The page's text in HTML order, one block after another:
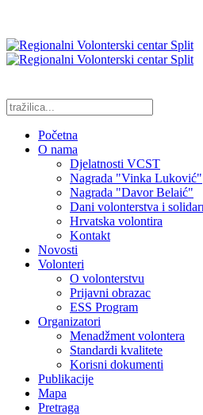
Početna
O nama
Djelatnosti VCST
Nagrada "Vinka Luković"
Nagrada "Davor Belaić"
Dani volonterstva i
Hrvatska volontira
Kontakt
Novosti
Volonteri
O volonterstvu
Prijavni obrazac
ESS Program
Organizatori
Menadžment volontera
Standardi kvalitete
Korisni dokumenti
Publikacije
Mapa
Pretraga